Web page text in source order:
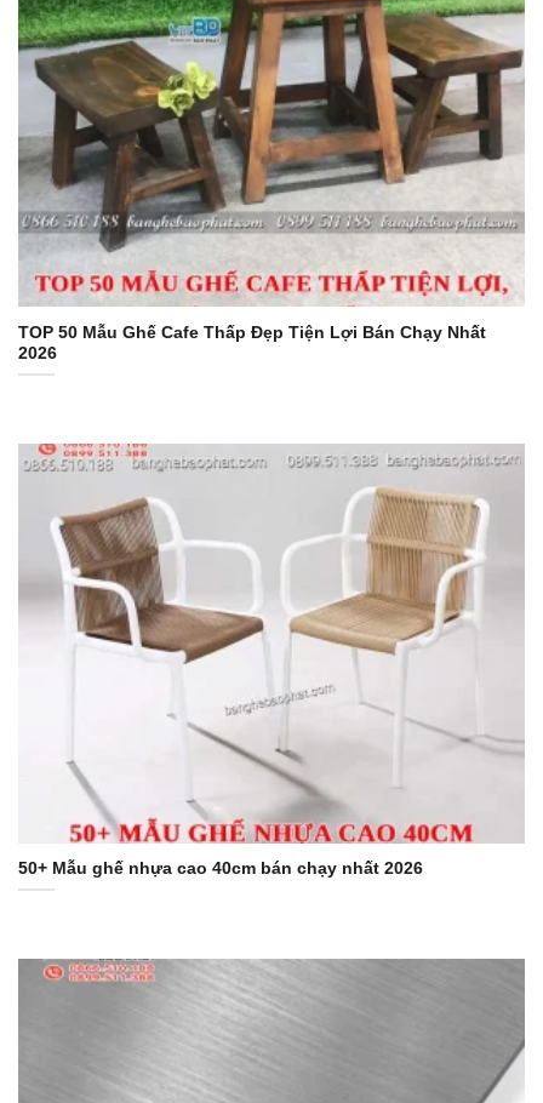
TOP 50 Mẫu Ghế Cafe Thấp Đẹp Tiện Lợi Bán Chạy Nhất
2026
50+ Mẫu ghế nhựa cao 40cm bán chạy nhất 2026